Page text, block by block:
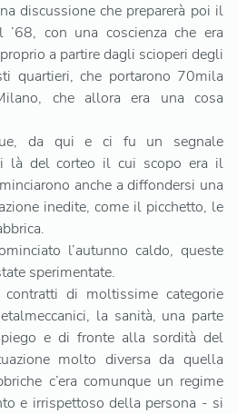
discussione che preparerà poi il
con una coscienza che era
a partire dagli scioperi degli
quartieri, che portarono 70mila
che allora era una cosa
da qui e ci fu un segnale
là del corteo il cui scopo era il
anche a diffondersi una
inedite, come il picchetto, le
l’autunno caldo, queste
sperimentate.
di moltissime categorie
la sanità, una parte
e di fronte alla sordità del
molto diversa da quella
c’era comunque un regime
e irrispettoso della persona - si